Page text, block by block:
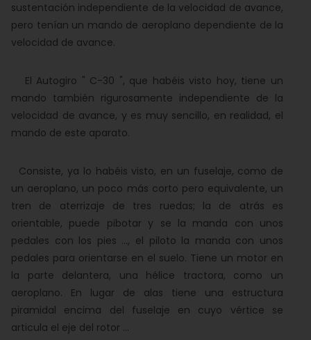
sustentación independiente de la velocidad de avance,
pero tenían un mando de aeroplano dependiente de la
velocidad de avance.
El Autogiro " C-30 ", que habéis visto hoy, tiene un
mando también rigurosamente independiente de la
velocidad de avance, y es muy sencillo, en realidad, el
mando de este aparato.
Consiste, ya lo habéis visto, en un fuselaje, como de
un aeroplano, un poco más corto pero equivalente, un
tren de aterrizaje de tres ruedas; la de atrás es
orientable, puede pibotar y se la manda con unos
pedales con los pies ..., el piloto la manda con unos
pedales para orientarse en el suelo. Tiene un motor en
la parte delantera, una hélice tractora, como un
aeroplano. En lugar de alas tiene una estructura
piramidal encima del fuselaje en cuyo vértice se
articula el eje del rotor ...